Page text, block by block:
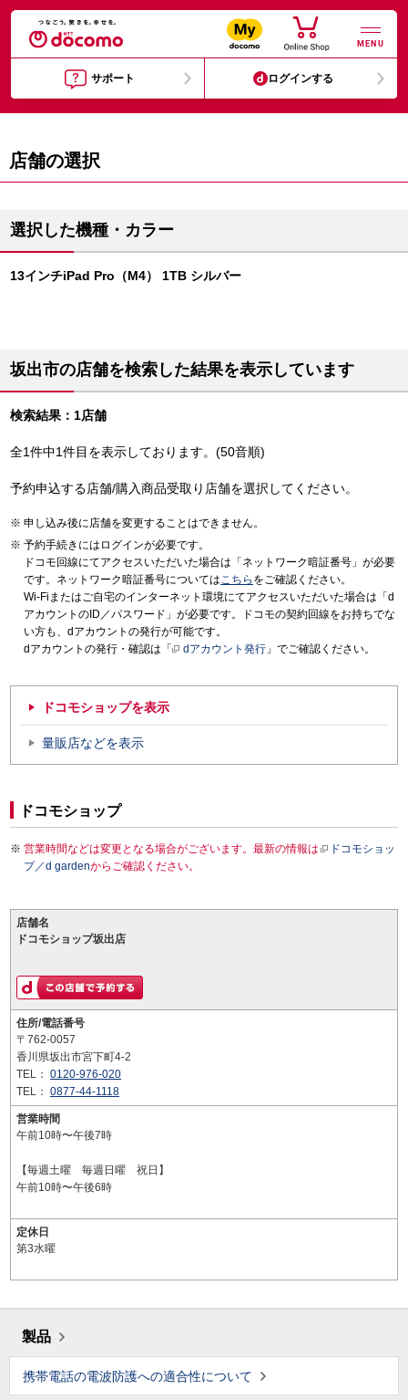
MENU
サポート ログインする
店舗の選択
選択した機種・カラー
13インチiPad Pro（M4） 1TB シルバー
坂出市の店舗を検索した結果を表示しています
検索結果：1店舗
全1件中1件目を表示しております。(50音順)
予約申込する店舗/購入商品受取り店舗を選択してください。
申し込み後に店舗を変更することはできません。
予約手続きにはログインが必要です。
ドコモ回線にてアクセスいただいた場合は「ネットワーク暗証番号」が必要
です。ネットワーク暗証番号についてはこちら をご確認ください。
Wi-Fiまたはご自宅のインターネット環境にてアクセスいただいた場合は「d
アカウントのID／パスワード」が必要です。ドコモの契約回線をお持ちでな
い方も、dアカウントの発行が可能です。
dアカウントの発行・確認は「
dアカウント発行 」でご確認ください。
ドコモショップを表示
量販店などを表示
ドコモショップ
営業時間などは変更となる場合がございます。最新の情報は
ドコモショッ
プ／d gardenからご確認ください。
店舗名
ドコモショップ坂出店
住所/電話番号
〒762-0057
香川県坂出市宮下町4-2
TEL： 0120-976-020
TEL： 0877-44-1118
営業時間
午前10時〜午後7時
【毎週土曜 毎週日曜 祝日】
午前10時〜午後6時
定休日
第3水曜
製品
携帯電話の電波防護への適合性について